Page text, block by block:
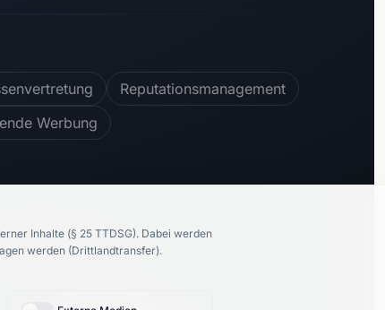
Reputationsmanagement
Werbung
100%empfehlen uns
Inhalte (§ 25 TTDSG). Dabei werden
werden (Drittlandtransfer).